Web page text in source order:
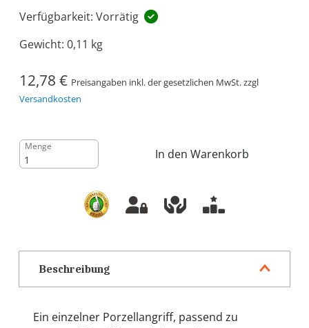
Verfügbarkeit: Vorrätig
Gewicht: 0,11 kg
12,78 € Preisangaben inkl. der gesetzlichen MwSt. zzgl
Versandkosten
Menge
In den Warenkorb
Beschreibung
Ein einzelner Porzellangriff, passend zu